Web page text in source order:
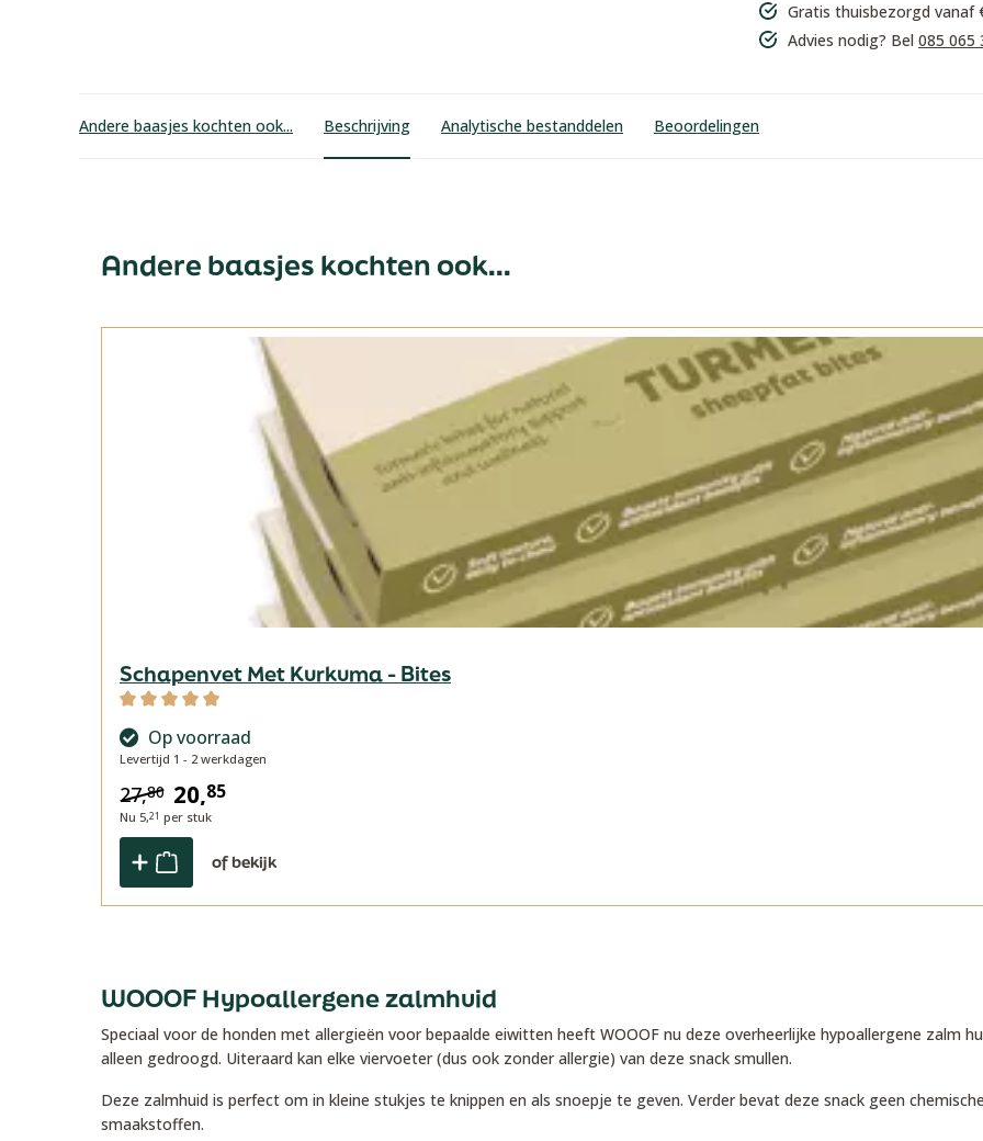
Gratis thuisbezorgd vanaf
Advies nodig? Bel 085 065
Andere baasjes kochten ook... Beschrijving Analytische bestanddelen Beoordelingen
Andere baasjes kochten ook...
Schapenvet Met Kurkuma - Bites
Op voorraad
Levertijd 1 - 2 werkdagen
20,85
27,80
Nu 5,21 per stuk
of bekijk
WOOOF Hypoallergene zalmhuid
Speciaal voor de honden met allergieën voor bepaalde eiwitten heeft WOOOF nu deze overheerlijke hypoallergene zalm
alleen gedroogd. Uiteraard kan elke viervoeter (dus ook zonder allergie) van deze snack smullen.
Deze zalmhuid is perfect om in kleine stukjes te knippen en als snoepje te geven. Verder bevat deze snack geen
smaakstoffen.